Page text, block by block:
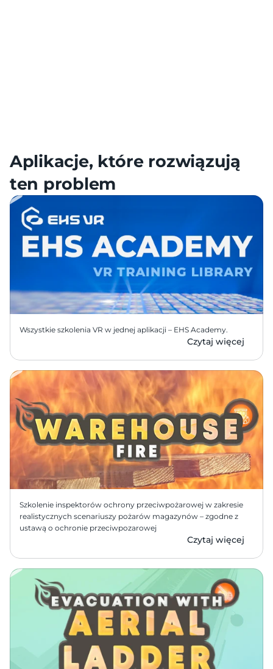
Aplikacje, które rozwiązują
ten problem
Wszystkie szkolenia VR w jednej aplikacji – EHS Academy.
Czytaj więcej
Szkolenie inspektorów ochrony przeciwpożarowej w zakresie
realistycznych scenariuszy pożarów magazynów – zgodne z
ustawą o ochronie przeciwpozarowej
Czytaj więcej